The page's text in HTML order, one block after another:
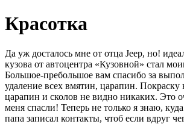
Красотка
Да уж досталось мне от отца Jeep, но!
кузова от автоцентра «Кузовной» стал
Большое-пребольшое вам спасибо за
удаление всех вмятин, царапин.
царапин и сколов не видно никаких. Это
меня спасли! Теперь не только я знаю,
папа записал контакты, чтоб если вдруг